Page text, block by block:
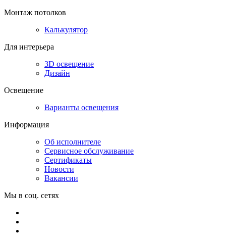
Монтаж потолков
Калькулятор
Для интерьера
3D освещение
Дизайн
Освещение
Варианты освещения
Информация
Об исполнителе
Сервисное обслуживание
Сертификаты
Новости
Вакансии
Мы в соц. сетях